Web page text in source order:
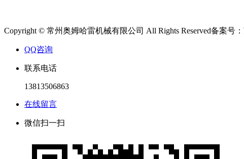
Copyright © 常州奥姆哈雷机械有限公司 All Rights Reserved备案号
QQ咨询
联系电话
13813506863
在线留言
微信扫一扫